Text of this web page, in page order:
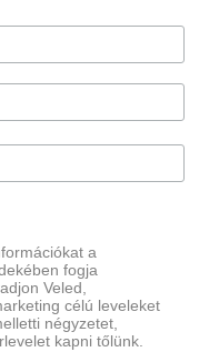
a
fogja
Veled,
célú leveleket
négyzetet,
kapni tőlünk.